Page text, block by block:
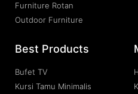
Furniture Rotan
Outdoor Furniture
Best Products
Bufet TV
Kursi Tamu Minimalis